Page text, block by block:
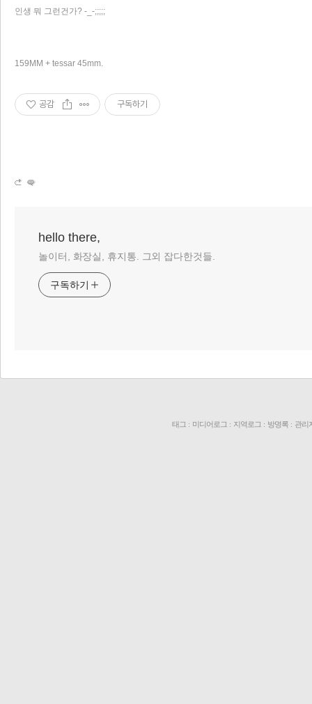
인생 뭐 그런건가? -_-;;;;;
159MM + tessar 45mm.
공감 구독하기
hello there,
놀이터, 화장실, 휴지통. 그외 잡다한것들.
구독하기
태그 : 미디어로그 : 지역로그 : 방명록 : 관리